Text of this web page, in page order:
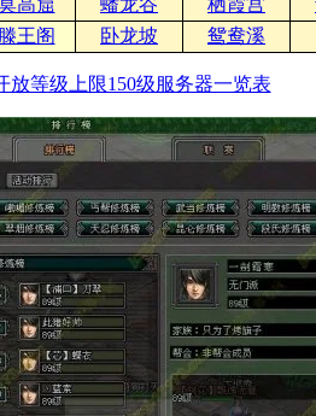
滕王阁
卧龙坡 鸳鸯溪
放等级上限150级服务器一览表